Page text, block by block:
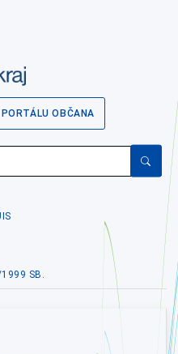
OBČANA
1999 SB.